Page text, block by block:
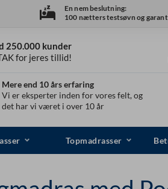
En nem beslutning:
100 nætters testsøvn og
250.000 kunder
for jeres tillid!
Mere end 10 års erfaring
Vi er eksperter inden for vores felt, og
det har vi været i over 10 år
Topmadrasser